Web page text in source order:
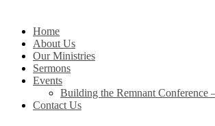
Home
About Us
Our Ministries
Sermons
Events
Building the Remnant Conference
Contact Us